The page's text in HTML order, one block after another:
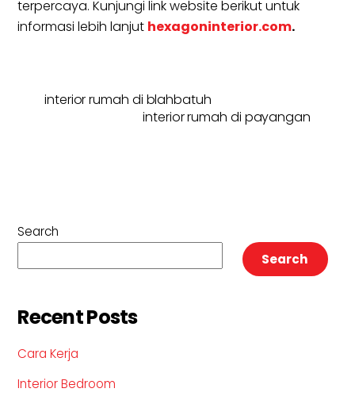
terpercaya. Kunjungi link website berikut untuk
informasi lebih lanjut hexagoninterior.com.
interior rumah di blahbatuh
interior rumah di payangan
Search
Search
Recent Posts
Cara Kerja
Interior Bedroom